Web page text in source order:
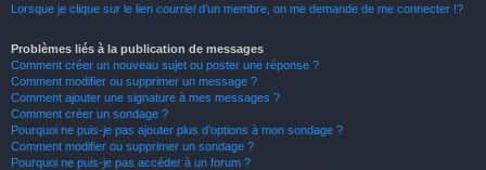
Lorsque je clique sur le lien courrield’un membre, on me demande de me connecter !?
Problèmes liés à la publication de messages
Comment créer un nouveau sujet ou poster une réponse ?
Comment modifier ou supprimer un message ?
Comment ajouter une signature à mes messages ?
Comment créer un sondage ?
Pourquoi ne puis-je pas ajouter plus d’options à mon sondage ?
Comment modifier ou supprimer un sondage ?
Pourquoi ne puis-je pas accéder à un forum ?